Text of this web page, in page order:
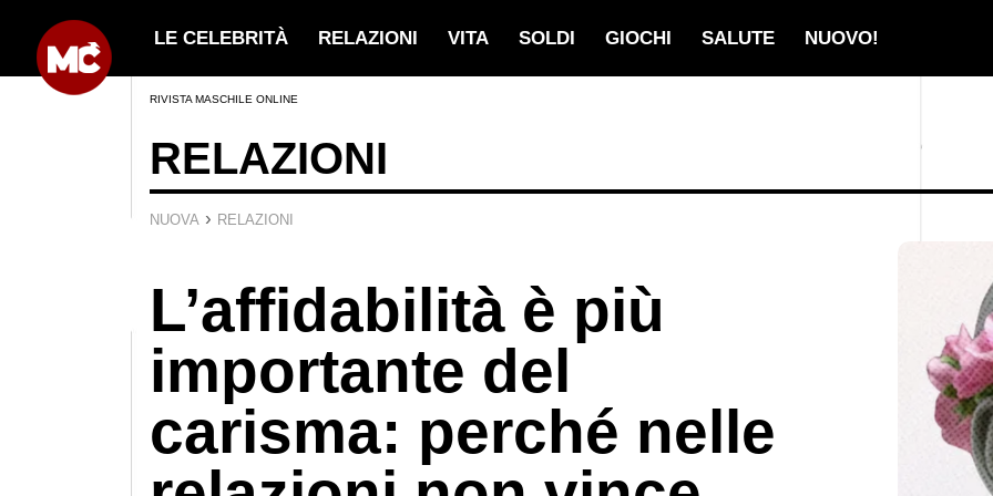
LE CELEBRITÀ RELAZIONI VITA SOLDI GIOCHI SALUTE NUOVO!
RIVISTA MASCHILE ONLINE
RELAZIONI
NUOVA › RELAZIONI
L’affidabilità è più
importante del
carisma: perché nelle